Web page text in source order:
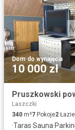
Dom·do wynajęcia
10 000 zł
Pruszkowski
Laszczki
340 m²7 Pokoje2
·Taras·Sauna·